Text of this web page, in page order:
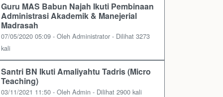
Guru MAS Babun Najah Ikuti Pembinaan
Administrasi Akademik & Manejerial
Madrasah
07/05/2020 05:09 - Oleh Administrator - Dilihat 3273
kali
Santri BN Ikuti Amaliyahtu Tadris (Micro
Teaching)
03/11/2021 11:50 - Oleh Admin - Dilihat 2900 kali